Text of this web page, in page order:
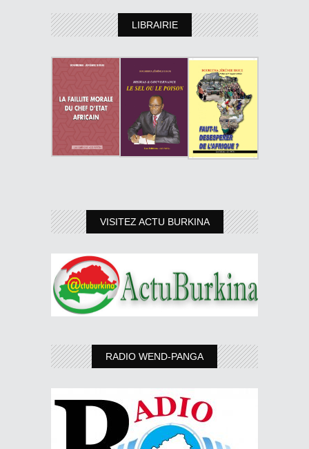
LIBRAIRIE
VISITEZ ACTU BURKINA
RADIO WEND-PANGA